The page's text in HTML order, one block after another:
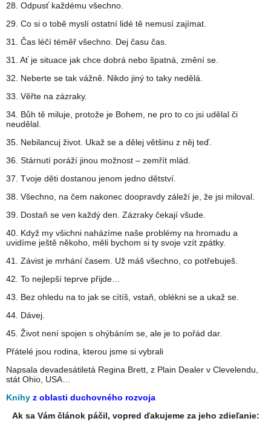
28. Odpusť každému všechno.
29. Co si o tobě myslí ostatní lidé tě nemusí zajímat.
31. Čas léčí téměř všechno. Dej času čas.
31. Ať je situace jak chce dobrá nebo špatná, změní se.
32. Neberte se tak vážně. Nikdo jiný to taky nedělá.
33. Věřte na zázraky.
34. Bůh tě miluje, protože je Bohem, ne pro to co jsi udělal či
neudělal.
35. Nebilancuj život. Ukaž se a dělej většinu z něj teď.
36. Stárnutí poráží jinou možnost – zemřít mlád.
37. Tvoje děti dostanou jenom jedno dětství.
38. Všechno, na čem nakonec doopravdy záleží je, že jsi miloval.
39. Dostaň se ven každý den. Zázraky čekají všude.
40. Když my všichni naházíme naše problémy na hromadu a
uvidíme ještě někoho, měli bychom si ty svoje vzít zpátky.
41. Závist je mrhání časem. Už máš všechno, co potřebuješ.
42. To nejlepší teprve přijde…
43. Bez ohledu na to jak se cítíš, vstaň, oblékni se a ukaž se.
44. Dávej.
45. Život není spojen s ohýbáním se, ale je to pořád dar.
Přátelé jsou rodina, kterou jsme si vybrali
Napsala devadesátiletá Regina Brett, z Plain Dealer v Clevelendu,
stát Ohio, USA…
Knihy z oblasti duchovného rozvoja
Ak sa Vám článok páčil, vopred ďakujeme za jeho zdieľanie: